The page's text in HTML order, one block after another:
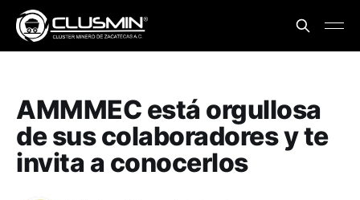
AMMMEC está orgullosa
de sus colaboradores y te
invita a conocerlos